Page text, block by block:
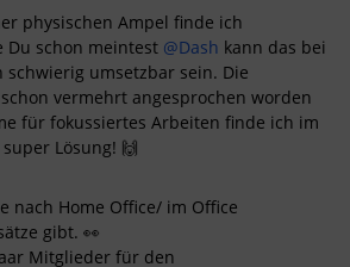
physischen Ampel finde ich
Du schon meintest @Dash kann das bei
umsetzbar sein. Die
vermehrt angesprochen worden
für fokussiertes Arbeiten finde ich im
Lösung! 🙌
nach Home Office/ im Office
gibt. 👀
Mitglieder für den